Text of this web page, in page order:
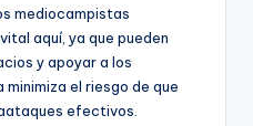
mediocampistas
aquí, ya que pueden
y apoyar a los
el riesgo de que
efectivos.